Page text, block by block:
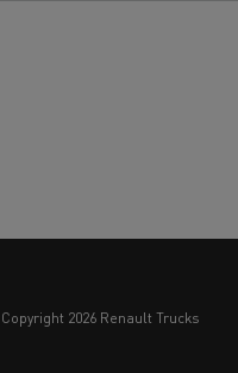
copyright 2026 Renault Trucks